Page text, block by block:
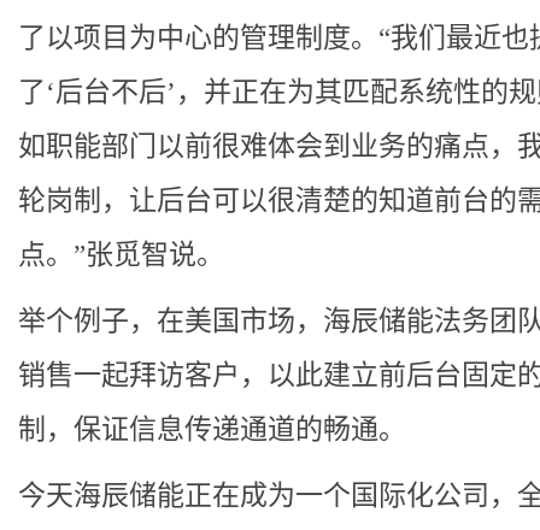
了以项目为中心的管理制度。“我们最近也
了‘后台不后’，并正在为其匹配系统性的
如职能部门以前很难体会到业务的痛点，
轮岗制，让后台可以很清楚的知道前台的
点。”张觅智说。
举个例子，在美国市场，海辰储能法务团
销售一起拜访客户，以此建立前后台固定
制，保证信息传递通道的畅通。
今天海辰储能正在成为一个国际化公司，